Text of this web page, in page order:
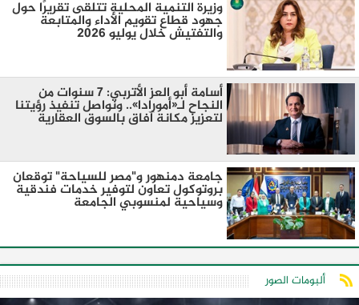
وزيرة التنمية المحلية تتلقى تقريرًا حول
جهود قطاع تقويم الأداء والمتابعة
والتفتيش خلال يوليو 2026
أسامة أبو العز الأتربي: 7 سنوات من
النجاح لـ«أمورادا».. ونواصل تنفيذ رؤيتنا
لتعزيز مكانة آفاق بالسوق العقارية
جامعة دمنهور و"مصر للسياحة" توقعان
بروتوكول تعاون لتوفير خدمات فندقية
وسياحية لمنسوبي الجامعة
ألبومات الصور